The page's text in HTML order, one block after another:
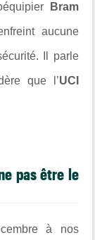
Bram
aucune
Il parle
que l’UCI
pas être le
à nos